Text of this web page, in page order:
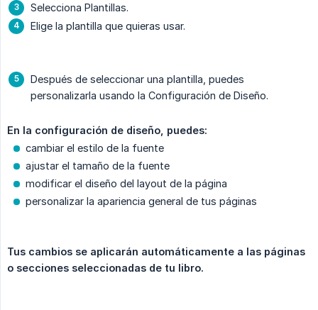
Selecciona Plantillas.
Elige la plantilla que quieras usar.
Después de seleccionar una plantilla, puedes
personalizarla usando la Configuración de Diseño.
En la configuración de diseño, puedes:
cambiar el estilo de la fuente
ajustar el tamaño de la fuente
modificar el diseño del layout de la página
personalizar la apariencia general de tus páginas
Tus cambios se aplicarán automáticamente a las páginas
o secciones seleccionadas de tu libro.